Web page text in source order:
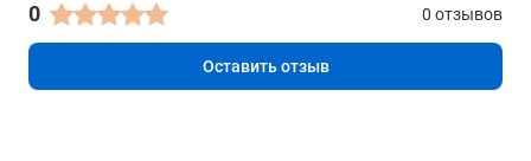
0 0 отзывов
Оставить отзыв